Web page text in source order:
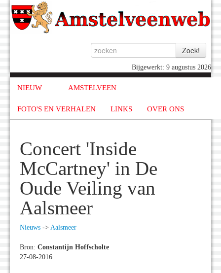
Bijgewerkt: 9 augustus 2026
NIEUW AMSTELVEEN
FOTO'S EN VERHALEN LINKS OVER ONS
Concert 'Inside
McCartney' in De
Oude Veiling van
Aalsmeer
Nieuws -> Aalsmeer
Bron: Constantijn Hoffscholte
27-08-2016